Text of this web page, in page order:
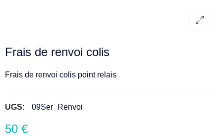
Frais de renvoi colis
Frais de renvoi colis point relais
UGS: 09Ser_Renvoi
50 €